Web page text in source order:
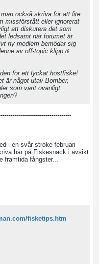
också skriva för att lite
missförstått eller ignorerat
att diskutera det som
ledsamt när forumet är
ny medlem bemödar sig
av off-topic klipp &
för ett lyckat höstfiske!
är något utav Bomber,
som varit ovanligt
i en svår stroke februari
här på Fiskesnack i avsikt
framtida fångster...
fisketips.htm